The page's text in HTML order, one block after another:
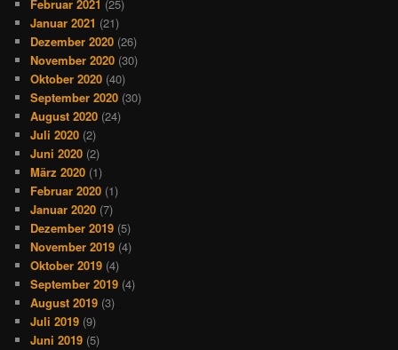
Februar 2021 (25)
Januar 2021 (21)
Dezember 2020 (26)
November 2020 (30)
Oktober 2020 (40)
September 2020 (30)
August 2020 (24)
Juli 2020 (2)
Juni 2020 (2)
März 2020 (1)
Februar 2020 (1)
Januar 2020 (7)
Dezember 2019 (5)
November 2019 (4)
Oktober 2019 (4)
September 2019 (4)
August 2019 (3)
Juli 2019 (9)
Juni 2019 (5)